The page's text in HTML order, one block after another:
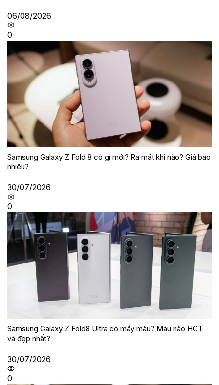
06/08/2026
0
Samsung Galaxy Z Fold 8 có gì mới? Ra mắt khi nào? Giá bao
nhiêu?
30/07/2026
0
Samsung Galaxy Z Fold8 Ultra có mấy màu? Màu nào HOT
và đẹp nhất?
30/07/2026
0